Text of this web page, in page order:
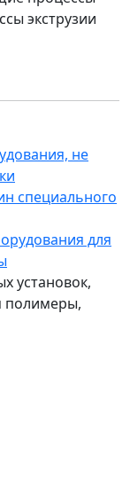
экструзии
не
специального
для
установок,
полимеры,